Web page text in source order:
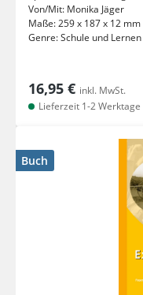
Von/Mit: Monika Jäger
Maße:259 x 187 x 12 mm
Genre:Schule und Lernen
16,95 € inkl. MwSt.
Lieferzeit 1-2 Werktage
Buch